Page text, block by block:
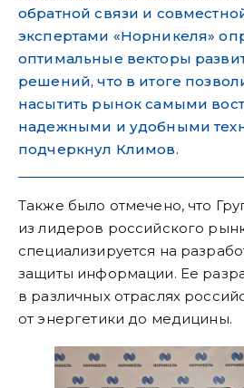
обратной связи и
экспертами «Норникеля»
оптимальные векторы
решений, что в итоге
насытить рынок самыми
надежными и удобными
подчеркнул Климов.
Также было отмечено, что
из лидеров российского
специализируется на
защиты информации. Ее
в различных отраслях
от энергетики до медицины.